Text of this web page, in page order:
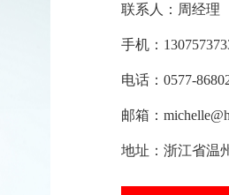
联系人：周经理
手机：
电话：0577-
邮箱：
地址：浙江省温